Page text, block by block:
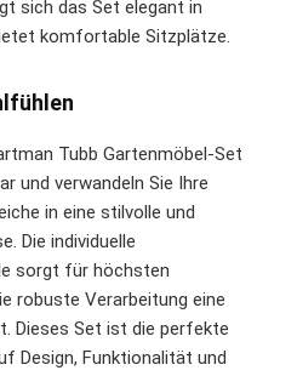
sich das Set elegant in
komfortable Sitzplätze.
Tubb Gartenmöbel-Set
und verwandeln Sie Ihre
in eine stilvolle und
Die individuelle
sorgt für höchsten
robuste Verarbeitung eine
Dieses Set ist die perfekte
Design, Funktionalität und